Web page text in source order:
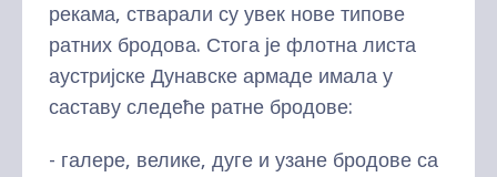
рекама, стварали су увек нове типове
ратних бродова. Стога је флотна листа
аустријске Дунавске армаде имала у
саставу следеће ратне бродове:
- галере, велике, дуге и узане бродове са